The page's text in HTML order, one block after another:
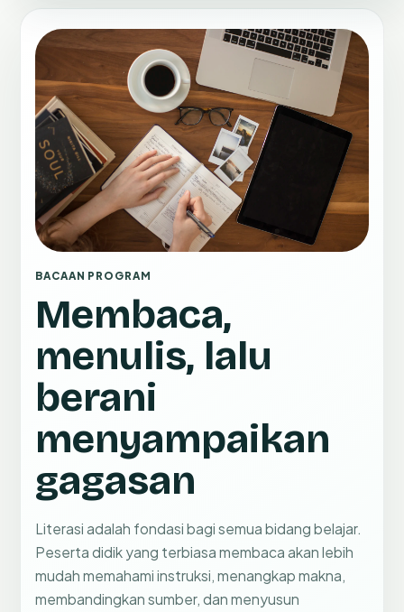
BACAAN PROGRAM
Membaca,
menulis, lalu
berani
menyampaikan
gagasan
Literasi adalah fondasi bagi semua bidang belajar.
Peserta didik yang terbiasa membaca akan lebih
mudah memahami instruksi, menangkap makna,
membandingkan sumber, dan menyusun